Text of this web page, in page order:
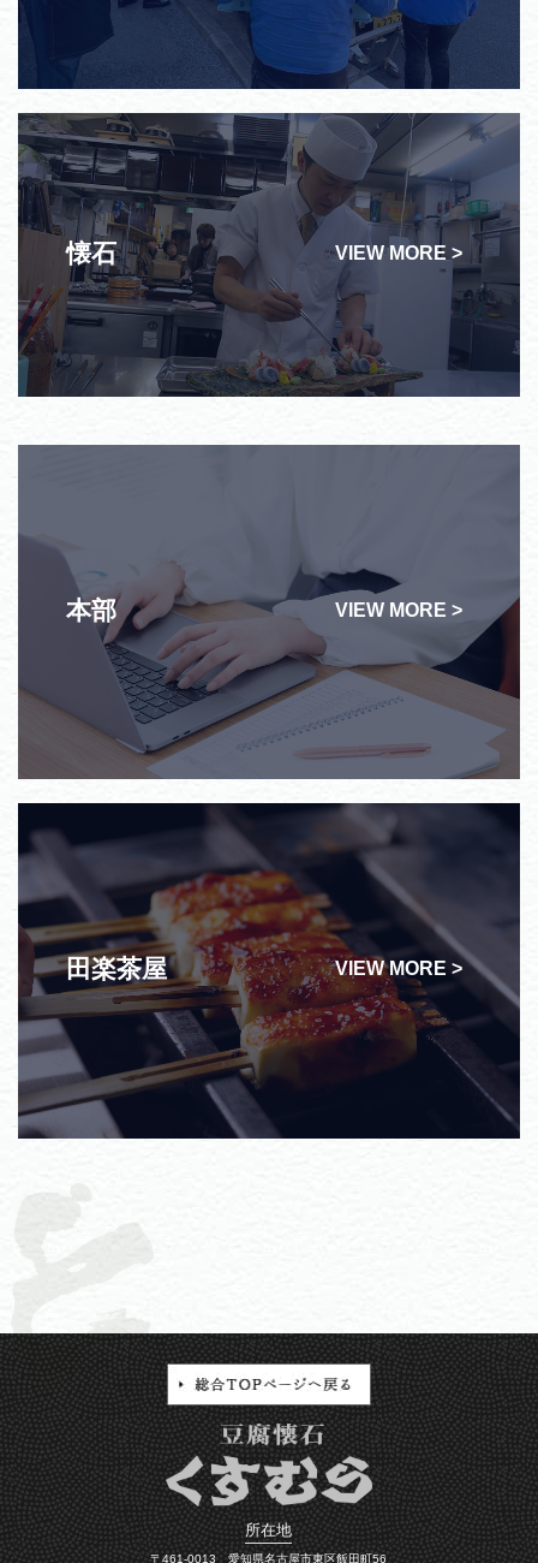
懐石 VIEW MORE >
本部 VIEW MORE >
田楽茶屋 VIEW MORE >
所在地
〒461-0013 愛知県名古屋市東区飯田町56